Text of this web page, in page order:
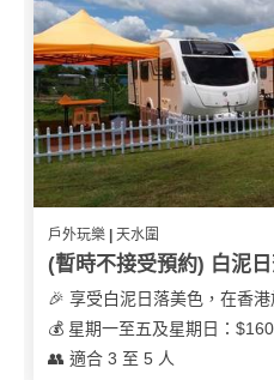
戶外玩樂 | 天水圍
(暫時不接受預約) 白泥日
👥 適合 3 至 5 人